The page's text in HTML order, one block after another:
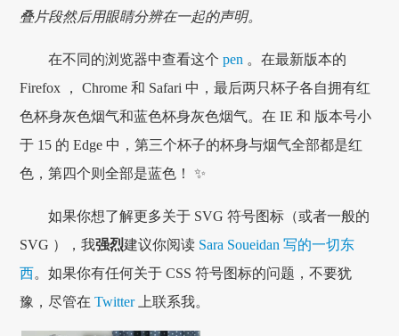
叠片段然后用眼睛分辨在一起的声明。
在不同的浏览器中查看这个pen 。在最新版本的
Firefox ， Chrome 和 Safari 中，最后两只杯子各自拥有红
色杯身灰色烟气和蓝色杯身灰色烟气。在 IE 和 版本号小
于 15 的 Edge 中，第三个杯子的杯身与烟气全部都是红
色，第四个则全部是蓝色！ ✨
如果你想了解更多关于 SVG 符号图标（或者一般的
SVG ），我强烈建议你阅读 Sara Soueidan 写的一切东
西。如果你有任何关于 CSS 符号图标的问题，不要犹
豫，尽管在Twitter上联系我。